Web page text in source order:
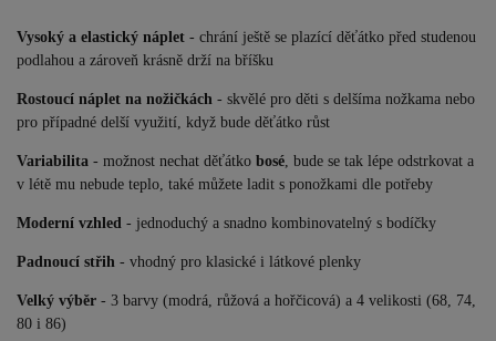
Vysoký a elastický náplet - chrání ještě se plazící děťátko před studenou
podlahou a zároveň krásně drží na bříšku
Rostoucí náplet na nožičkách - skvělé pro děti s delšíma nožkama nebo
pro případné delší využití, když bude děťátko růst
Variabilita - možnost nechat děťátko bosé, bude se tak lépe odstrkovat a
v létě mu nebude teplo, také můžete ladit s ponožkami dle potřeby
Moderní vzhled - jednoduchý a snadno kombinovatelný s bodíčky
Padnoucí střih - vhodný pro klasické i látkové plenky
Velký výběr - 3 barvy (modrá, růžová a hořčicová) a 4 velikosti (68, 74,
80 i 86)